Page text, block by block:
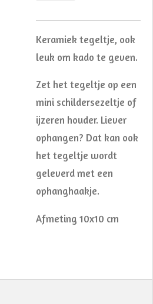
Keramiek tegeltje, ook
leuk om kado te geven.
Zet het tegeltje op een
mini schildersezeltje of
ijzeren houder. Liever
ophangen? Dat kan ook
het tegeltje wordt
geleverd met een
ophanghaakje.
Afmeting 10x10 cm